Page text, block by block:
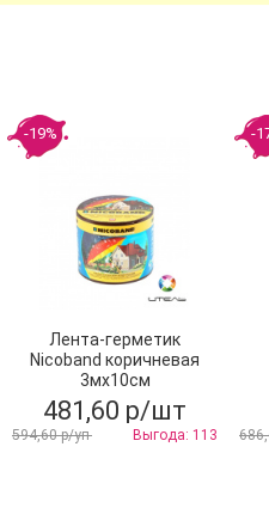
-19%
Лента-герметик
Nicoband коричневая
3мх10см
481,60 р/шт
594,60 р/уп Выгода: 113
-